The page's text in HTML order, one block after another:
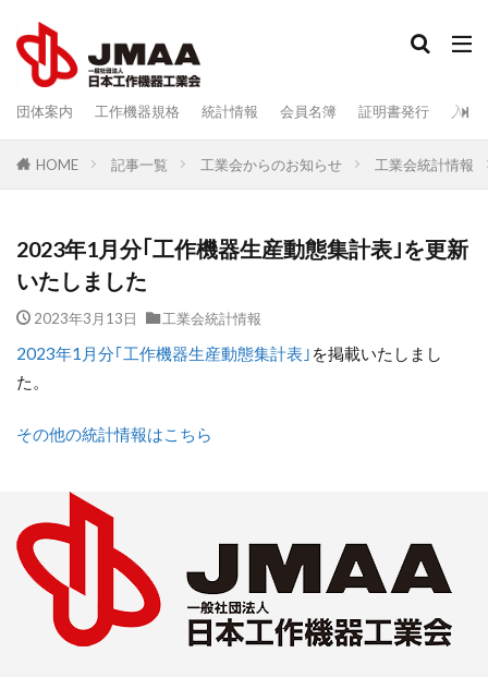
団体案内 工作機器規格 統計情報 会員名簿 証明書発行 入会
HOME 記事一覧 工業会からのお知らせ 工業会統計情報
2023年1月分｢工作機器生産動態集計表｣を更新
いたしました
2023年3月13日 工業会統計情報
2023年1月分｢工作機器生産動態集計表｣ を掲載いたしまし
た。
その他の統計情報はこちら